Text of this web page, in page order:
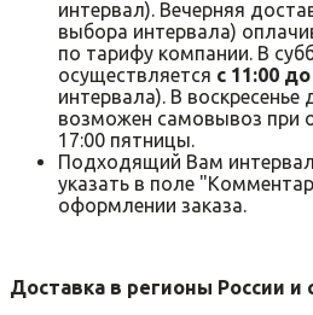
интервал). Вечерняя
выбора интервала)
по тарифу компании. В
осуществляется с 11:00
интервала). В воскресенье
возможен самовывоз при
17:00 пятницы.
Подходящий Вам
указать в поле
оформлении заказа.
Доставка в регионы России и